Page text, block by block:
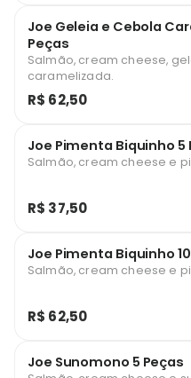
Joe Geleia e Cebola
Peças
Salmão, cream cheese,
caramelizada.
R$ 62,50
Joe Pimenta Biquinho 5
Salmão, cream cheese e
R$ 37,50
Joe Pimenta Biquinho
Salmão, cream cheese e
R$ 62,50
Joe Sunomono 5 Peças